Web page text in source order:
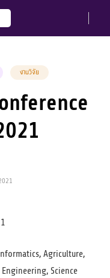
งานวิจัย
Agriculture,
Science